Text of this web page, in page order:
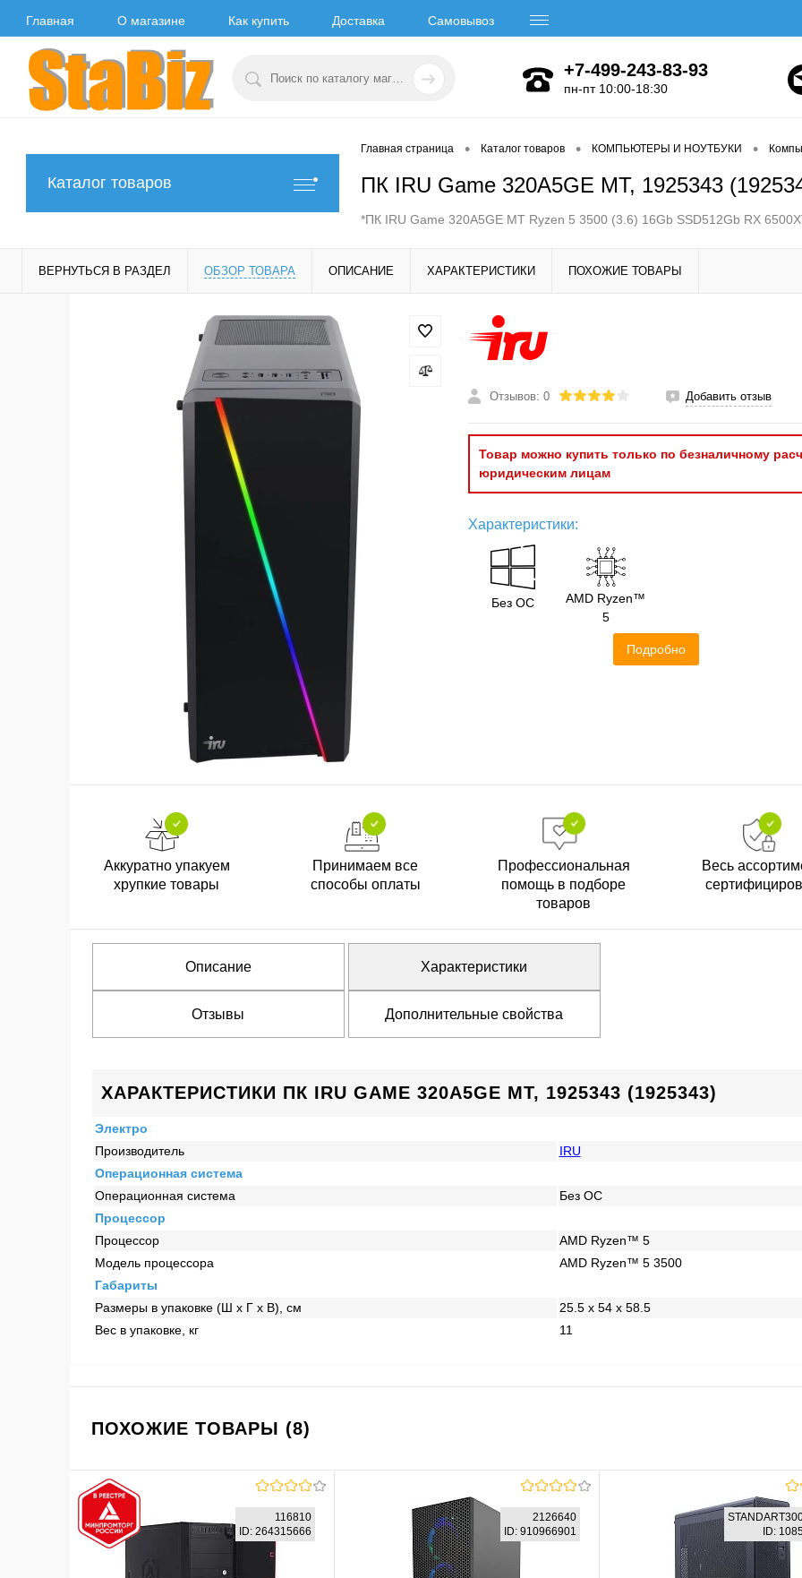
Главная О магазине Как купить Доставка Самовывоз
+7-499-243-83-93
пн-пт 10:00-18:30
Каталог товаров
Главная страница • Каталог товаров • КОМПЬЮТЕРЫ И НОУТБУКИ •
ПК IRU Game 320A5GE MT, 1925343
*ПК IRU Game 320A5GE MT Ryzen 5 3500 (3.6) 16Gb SSD512Gb RX
ВЕРНУТЬСЯ В РАЗДЕЛ ОБЗОР ТОВАРА ОПИСАНИЕ ХАРАКТЕРИСТИКИ ПОХОЖИЕ ТОВАРЫ
Отзывов: 0 Добавить отзыв
Товар можно купить только по безналичному
юридическим лицам
Характеристики:
Без ОС
AMD Ryzen™
5
Подробно
Аккуратно упакуем
хрупкие товары
Принимаем все
способы оплаты
Профессиональная
помощь в подборе
товаров
Весь
Описание Характеристики
Отзывы Дополнительные свойства
ХАРАКТЕРИСТИКИ ПК IRU GAME 320A5GE MT, 1925343 (1925343)
Электро
Производитель
IRU
Операционная система
Операционная система
Без ОС
Процессор
Процессор
AMD Ryzen™ 5
Модель процессора
AMD Ryzen™ 5 3500
Габариты
Размеры в упаковке (Ш x Г x В), см
25.5 x 54 x 58.5
Вес в упаковке, кг
11
ПОХОЖИЕ ТОВАРЫ (8)
116810
ID: 264315666
2126640
ID: 910966901
ID: